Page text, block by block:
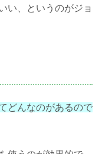
い、というのがジョ
どんなのがあるので